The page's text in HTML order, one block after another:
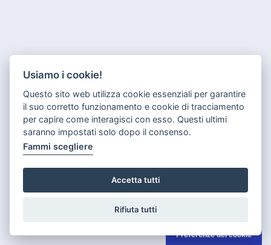
Usiamo i cookie!
Questo sito web utilizza cookie essenziali per garantire
il suo corretto funzionamento e cookie di tracciamento
per capire come interagisci con esso. Questi ultimi
saranno impostati solo dopo il consenso.
Fammi scegliere
Accetta tutti
Rifiuta tutti